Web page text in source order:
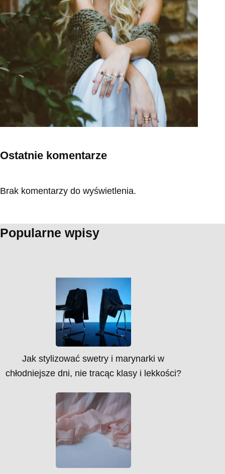
Ostatnie komentarze
Brak komentarzy do wyświetlenia.
Popularne wpisy
Jak stylizować swetry i marynarki w
chłodniejsze dni, nie tracąc klasy i lekkości?